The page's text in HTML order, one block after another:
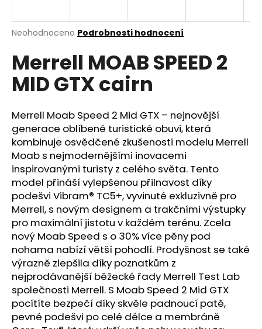
Průměrné
produktu
je
0,0
hvězdiček.
Neohodnoceno Podrobnosti hodnocení
Merrell MOAB SPEED 2
MID GTX cairn
Merrell Moab Speed 2 Mid GTX – nejnovější
generace oblíbené turistické obuvi, která
kombinuje osvědčené zkušenosti modelu Merrell
Moab s nejmodernějšími inovacemi
inspirovanými turisty z celého světa. Tento
model přináší vylepšenou přilnavost díky
podešvi Vibram® TC5+, vyvinuté exkluzivně pro
Merrell, s novým designem a trakčními výstupky
pro maximální jistotu v každém terénu. Zcela
nový Moab Speed s o 30% více pěny pod
nohama nabízí větší pohodlí. Prodyšnost se také
výrazně zlepšila díky poznatkům z
nejprodávanější běžecké řady Merrell Test Lab
společnosti Merrell. S Moab Speed 2 Mid GTX
pocítíte bezpečí díky skvěle padnoucí patě,
pevné podešvi po celé délce a membráně
j
t
?
HLEDAT
D
o
p
o
r
u
č
u
j
e
m